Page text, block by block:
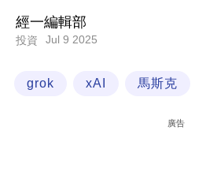
經一編輯部
投資 Jul 9 2025
grok xAI 馬斯克
廣告